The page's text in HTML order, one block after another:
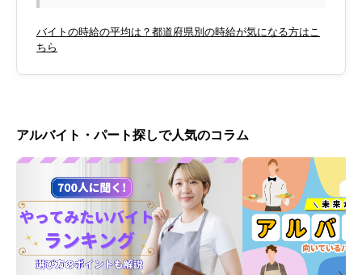
バイトの時給の平均は？都道府県別の時給が気になる方はこ
ちら
アルバイト・パート探しで人気のコラム